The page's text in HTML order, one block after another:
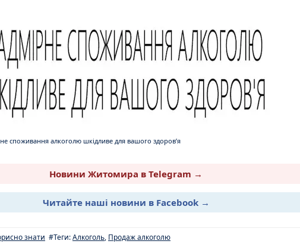
споживання алкоголю шкідливе для вашого здоровʼя
Новини Житомира в Telegram →
Читайте наші новини в Facebook →
знати #Теги:Алкоголь, Продаж алкоголю